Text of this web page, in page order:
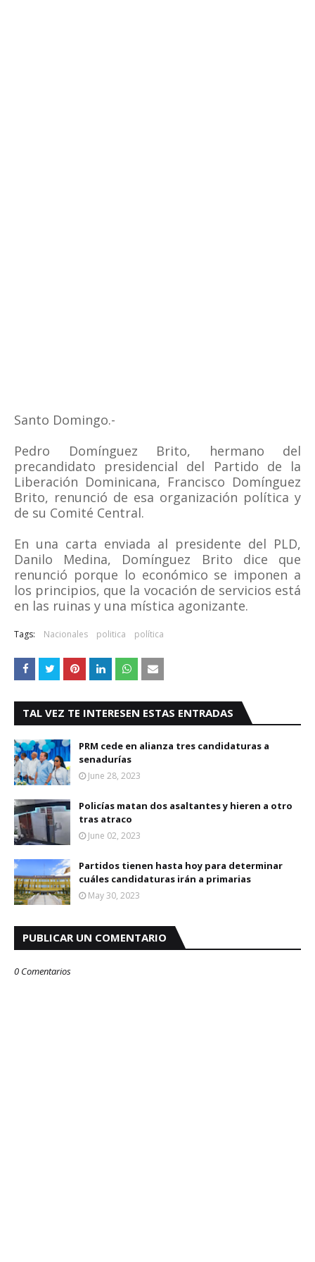
Santo Domingo.-
Pedro Domínguez Brito, hermano del
precandidato presidencial del Partido de la
Liberación Dominicana, Francisco Domínguez
Brito, renunció de esa organización política y
de su Comité Central.
En una carta enviada al presidente del PLD,
Danilo Medina, Domínguez Brito dice que
renunció porque lo económico se imponen a
los principios, que la vocación de servicios está
en las ruinas y una mística agonizante.
Tags: Nacionales politica política
TAL VEZ TE INTERESEN ESTAS ENTRADAS
PRM cede en alianza tres candidaturas a
senadurías
June 28, 2023
Policías matan dos asaltantes y hieren a otro
tras atraco
June 02, 2023
Partidos tienen hasta hoy para determinar
cuáles candidaturas irán a primarias
May 30, 2023
PUBLICAR UN COMENTARIO
0 Comentarios